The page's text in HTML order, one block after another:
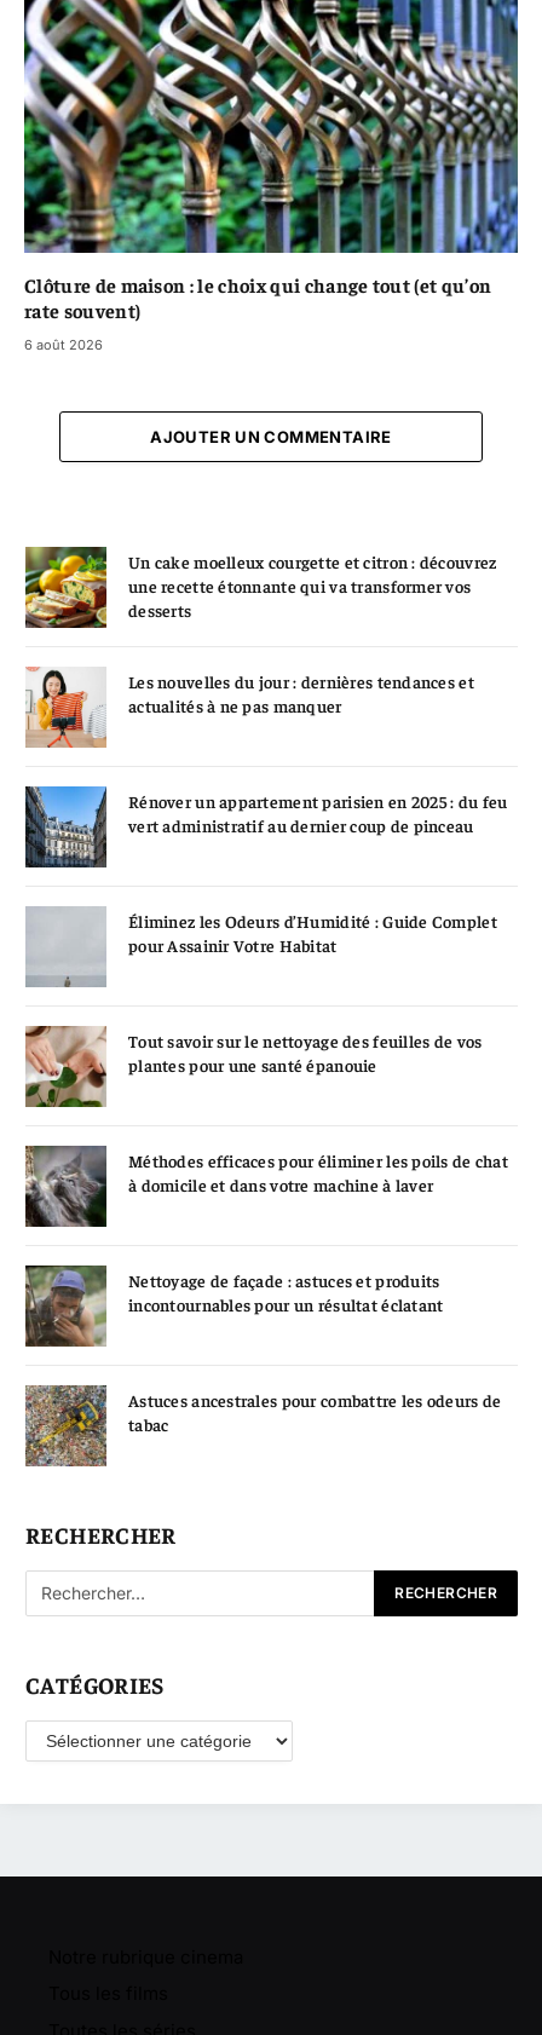
Clôture de maison : le choix qui change tout (et qu’on
rate souvent)
6 août 2026
AJOUTER UN COMMENTAIRE
Un cake moelleux courgette et citron : découvrez
une recette étonnante qui va transformer vos
desserts
Les nouvelles du jour : dernières tendances et
actualités à ne pas manquer
Rénover un appartement parisien en 2025 : du feu
vert administratif au dernier coup de pinceau
Éliminez les Odeurs d’Humidité : Guide Complet
pour Assainir Votre Habitat
Tout savoir sur le nettoyage des feuilles de vos
plantes pour une santé épanouie
Méthodes efficaces pour éliminer les poils de chat
à domicile et dans votre machine à laver
Nettoyage de façade : astuces et produits
incontournables pour un résultat éclatant
Astuces ancestrales pour combattre les odeurs de
tabac
RECHERCHER
CATÉGORIES
Catégories